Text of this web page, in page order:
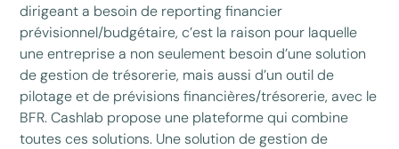
dirigeant a besoin de reporting financier
prévisionnel/budgétaire, c’est la raison pour laquelle
une entreprise a non seulement besoin d’une solution
de gestion de trésorerie, mais aussi d’un outil de
pilotage et de prévisions financières/trésorerie, avec le
BFR. Cashlab propose une plateforme qui combine
toutes ces solutions. Une solution de gestion de